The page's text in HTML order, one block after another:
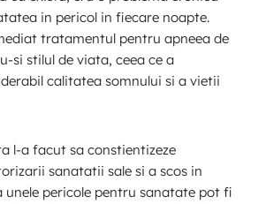
in pericol in fiecare noapte.
tratamentul pentru apneea de
si stilul de viata, ceea ce a
calitatea somnului si a vietii
l-a facut sa constientizeze
sanatatii sale si a scos in
pericole pentru sanatate pot fi